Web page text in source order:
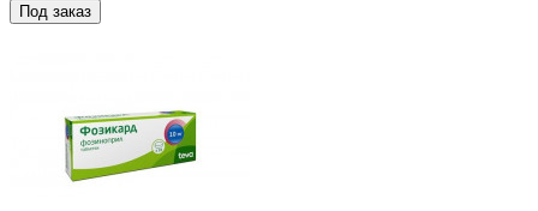
Под заказ